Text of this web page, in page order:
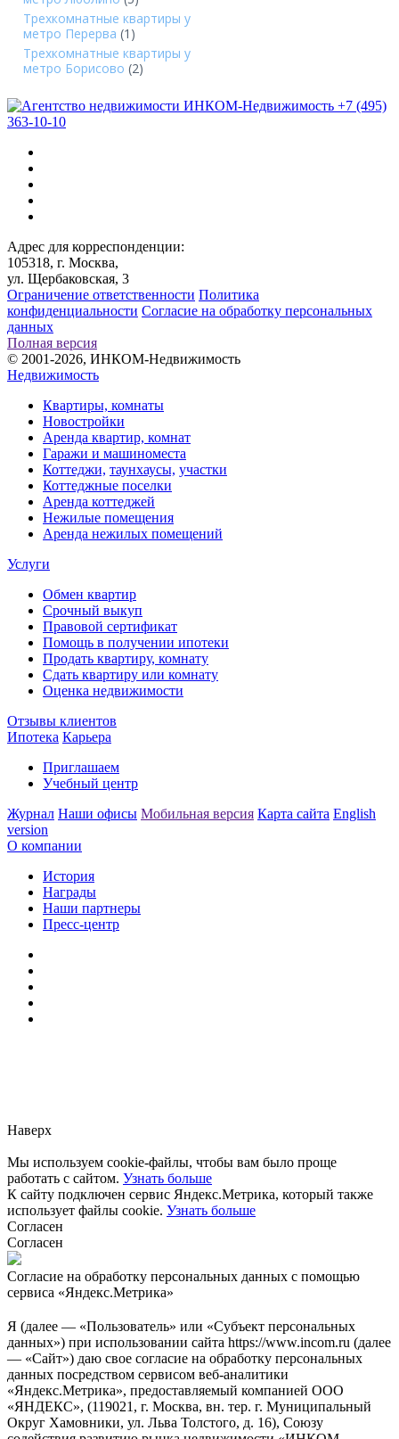
Трехкомнатные квартиры у
метро Перерва (1)
Трехкомнатные квартиры у
метро Борисово (2)
+7 (495)
363-10-10
Адрес для корреспонденции:
105318, г. Москва,
ул. Щербаковская, 3
Ограничение ответственности Политика
конфиденциальности Согласие на обработку персональных
данных
Полная версия
© 2001-2026, ИНКОМ-Недвижимость
Недвижимость
Квартиры, комнаты
Новостройки
Аренда квартир, комнат
Гаражи и машиноместа
Коттеджи, таунхаусы, участки
Коттеджные поселки
Аренда коттеджей
Нежилые помещения
Аренда нежилых помещений
Услуги
Обмен квартир
Срочный выкуп
Правовой сертификат
Помощь в получении ипотеки
Продать квартиру, комнату
Сдать квартиру или комнату
Оценка недвижимости
Отзывы клиентов
Ипотека Карьера
Приглашаем
Учебный центр
Журнал Наши офисы Мобильная версия Карта сайта English
version
О компании
История
Награды
Наши партнеры
Пресс-центр
Наверх
Мы используем cookie-файлы, чтобы вам было проще
работать с сайтом. Узнать больше
К сайту подключен сервис Яндекс.Метрика, который также
использует файлы cookie. Узнать больше
Согласен
Согласен
Согласие на обработку персональных данных с помощью
сервиса «Яндекс.Метрика»
Я (далее — «Пользователь» или «Субъект персональных
данных») при использовании сайта https://www.incom.ru (далее
— «Сайт») даю свое согласие на обработку персональных
данных посредством сервисом веб-аналитики
«Яндекс.Метрика», предоставляемый компанией ООО
«ЯНДЕКС», (119021, г. Москва, вн. тер. г. Муниципальный
Округ Хамовники, ул. Льва Толстого, д. 16), Союзу